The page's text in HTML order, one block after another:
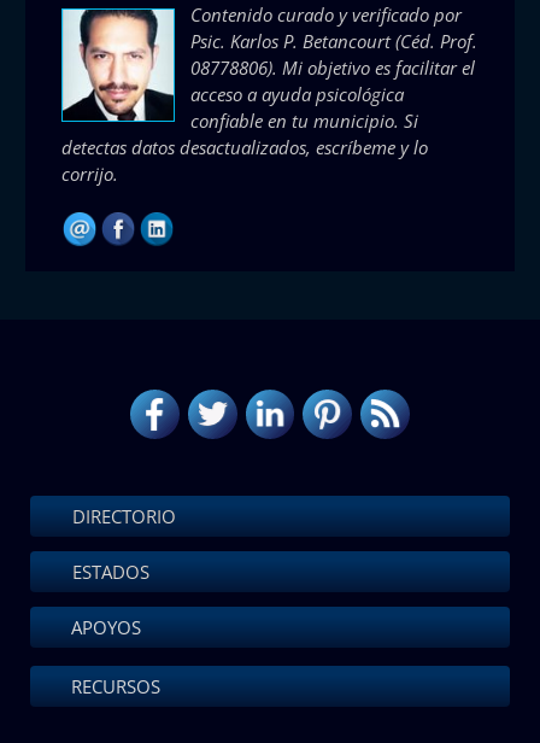
Contenido curado y verificado por
Psic. Karlos P. Betancourt(Céd. Prof.
08778806). Mi objetivo es facilitar el
acceso a ayuda psicológica
confiable en tu municipio. Si
detectas datos desactualizados, escríbeme y lo
corrijo.
DIRECTORIO
ESTADOS
APOYOS
RECURSOS